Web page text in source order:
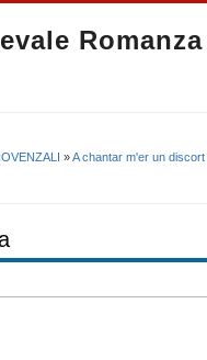
Romanza
»A chantar m'er un discort